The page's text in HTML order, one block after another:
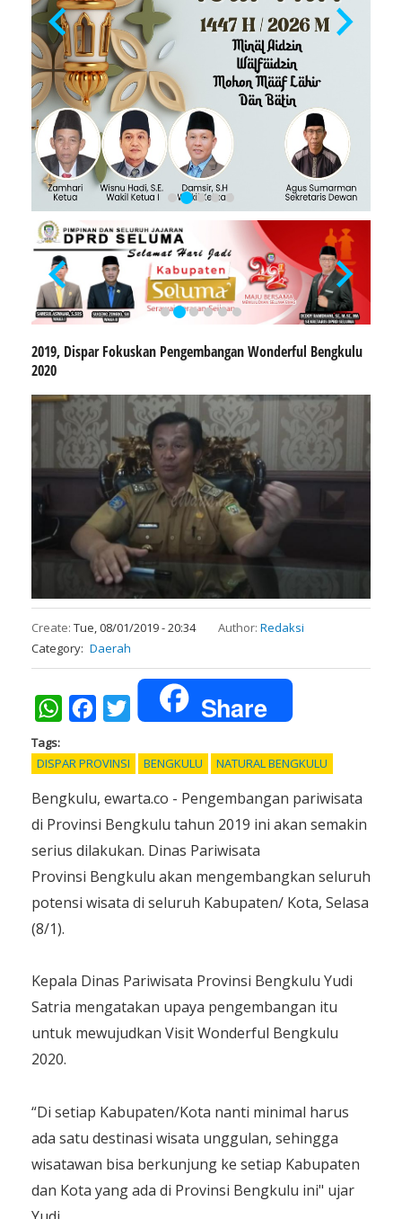
2019, Dispar Fokuskan Pengembangan Wonderful Bengkulu
2020
Create: Tue, 08/01/2019 - 20:34 Author: Redaksi
Category Daerah
WhatsAppFacebookTwitter Share
Tags
DISPAR PROVINSI
BENGKULU NATURAL BENGKULU
Bengkulu, ewarta.co - Pengembangan pariwisata
di Provinsi Bengkulu tahun 2019 ini akan semakin
serius dilakukan. Dinas Pariwisata
Provinsi Bengkulu akan mengembangkan seluruh
potensi wisata di seluruh Kabupaten/ Kota, Selasa
(8/1).
Kepala Dinas Pariwisata Provinsi Bengkulu Yudi
Satria mengatakan upaya pengembangan itu
untuk mewujudkan Visit Wonderful Bengkulu
2020.
“Di setiap Kabupaten/Kota nanti minimal harus
ada satu destinasi wisata unggulan, sehingga
wisatawan bisa berkunjung ke setiap Kabupaten
dan Kota yang ada di Provinsi Bengkulu ini" ujar